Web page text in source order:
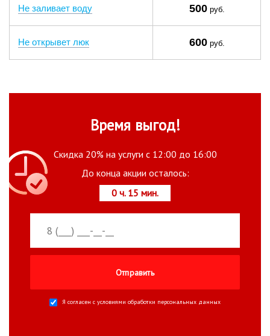
Не заливает воду 500руб.
Не открывет люк 600руб.
Время выгод!
Скидка 20% на услуги с 12:00 до 16:00
До конца акции осталось:
0 ч. 15 мин.
Я согласен с условиями обработки персональных данных